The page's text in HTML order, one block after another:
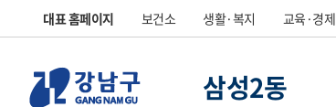
대표 홈페이지 보건소 생활·복지 교육·경제
삼성2동